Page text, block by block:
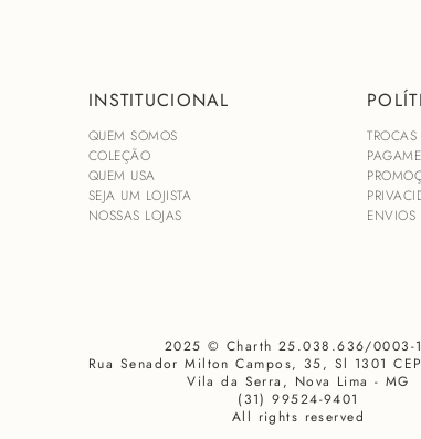
INSTITUCIONAL
QUEM SOMOS
COLEÇÃO
QUEM USA
SEJA UM LOJISTA
NOSSAS LOJAS
ENVIOS
2025 © Charth 25.038.636/0003-
Rua Senador Milton Campos, 35, Sl 1301
Vila da Serra, Nova Lima - MG
(31) 99524-9401
All rights reserved